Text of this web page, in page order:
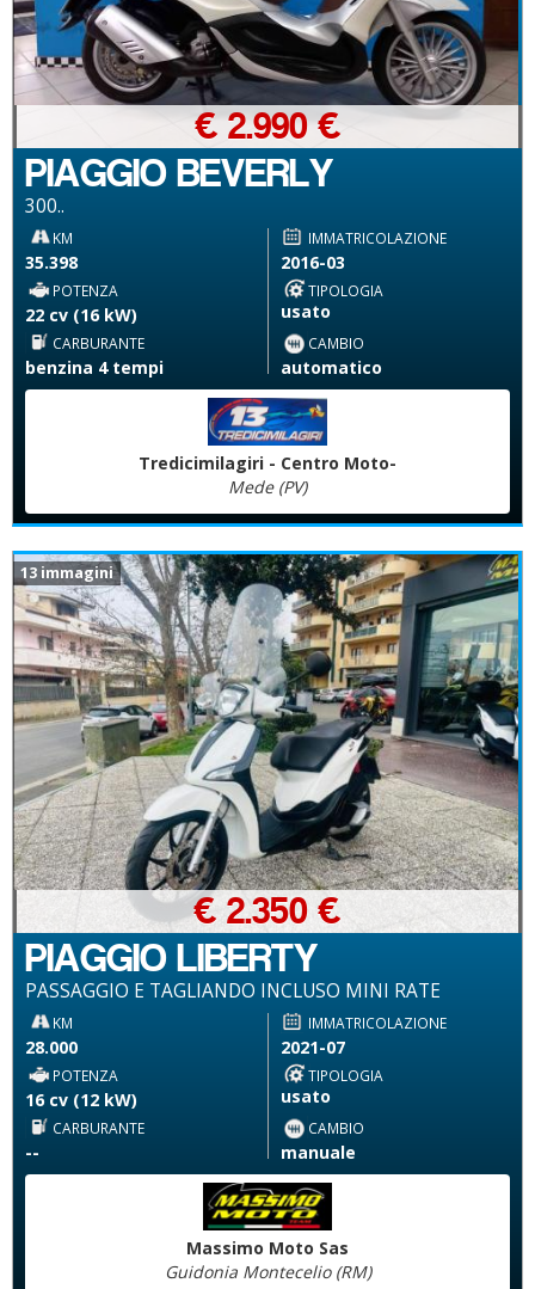
PIAGGIO BEVERLY
300..
€ 2.990 €
KM
35.398
IMMATRICOLAZIONE
2016-03
POTENZA
22 cv (16 kW)
TIPOLOGIA
usato
CARBURANTE
benzina 4 tempi
CAMBIO
automatico
Tredicimilagiri - Centro Moto-
Mede (PV)
13 immagini
PIAGGIO LIBERTY
PASSAGGIO E TAGLIANDO INCLUSO MINI RATE
€ 2.350 €
KM
28.000
IMMATRICOLAZIONE
2021-07
POTENZA
16 cv (12 kW)
TIPOLOGIA
usato
CARBURANTE
--
CAMBIO
manuale
Massimo Moto Sas
Guidonia Montecelio (RM)